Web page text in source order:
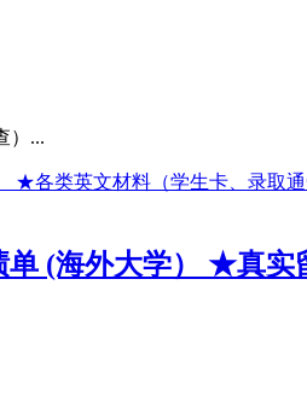
）...
(海外大学） ★真实